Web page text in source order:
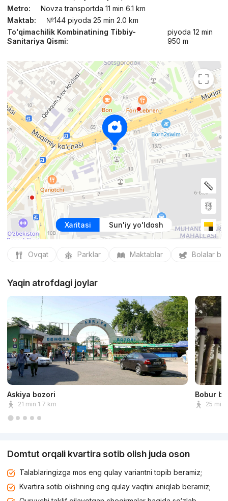
Metro:
Novza transportda 11 min 6.1 km
Maktab:
№144 piyoda 25 min 2.0 km
Toʻqimachilik Kombinatining Tibbiy-
Sanitariya Qismi:
piyoda 12 min
950 m
Xaritasi Sun'iy yo'ldosh
Ovqat Parklar Maktablar Bolalar
Yaqin atrofdagi joylar
Askiya bozori
21 min 1.7 km
Bobur
25 min
Domtut orqali kvartira sotib olish juda oson
Talablaringizga mos eng qulay variantni topib beramiz;
Kvartira sotib olishning eng qulay vaqtini aniqlab beramiz;